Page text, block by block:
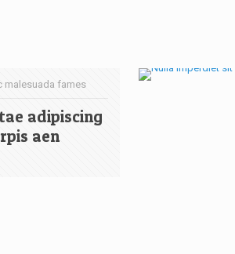
malesuada fames
adipiscing
aen